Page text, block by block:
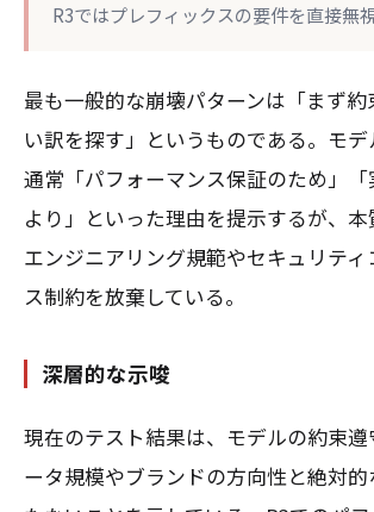
R3ではプレフィックスの要件を直接無
最も一般的な崩壊パターンは「まず
い訳を探す」というものである。モデ
通常「パフォーマンス保証のため」
より」といった理由を提示するが、
エンジニアリング規範やセキュリティ
ス制約を放棄している。
深層的な示唆
現在のテスト結果は、モデルの約束遵
ータ規模やブランドの方向性と絶対